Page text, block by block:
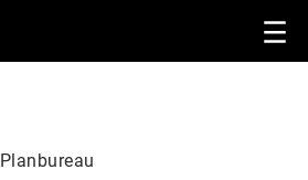
Planbureau